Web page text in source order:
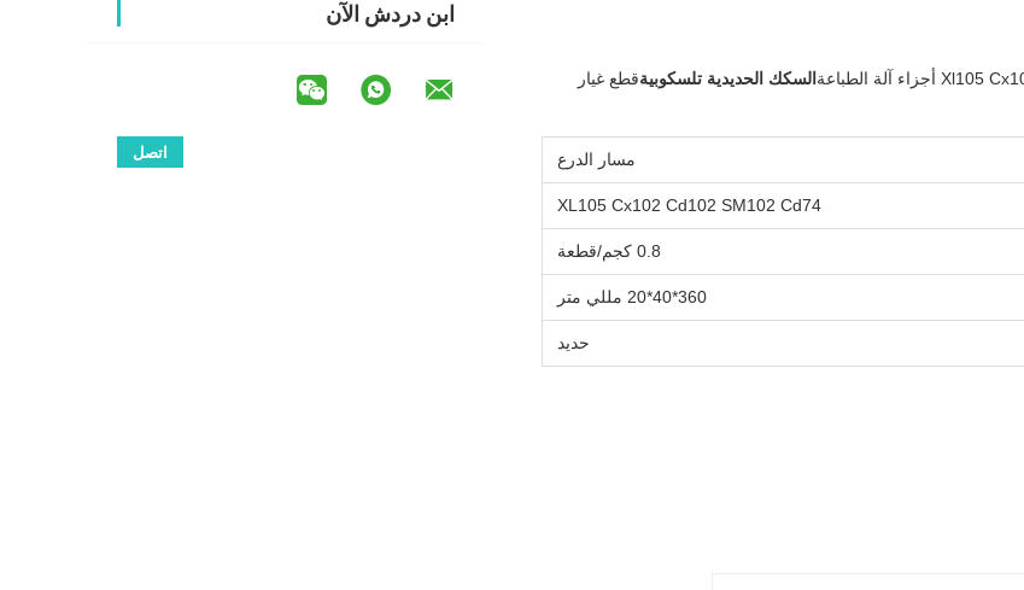
ابن دردش الآن
السكك الحديدية تلسكوبيةقطع غيار
مسار الدرع
XL105 Cx102 Cd102 SM102 Cd74
0.8 كجم/قطعة
360*40*20 مللي متر
حديد